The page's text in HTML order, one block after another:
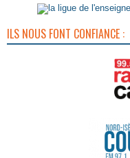
ILS NOUS FONT CONFIANCE :